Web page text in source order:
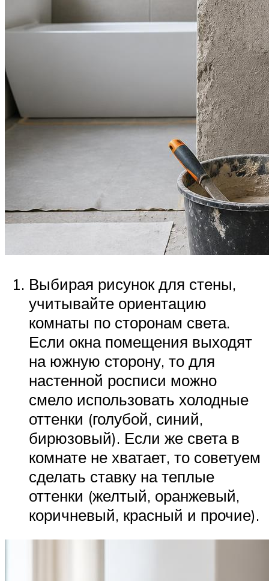
Выбирая рисунок для стены,
учитывайте ориентацию
комнаты по сторонам света.
Если окна помещения выходят
на южную сторону, то для
настенной росписи можно
смело использовать холодные
оттенки (голубой, синий,
бирюзовый). Если же света в
комнате не хватает, то советуем
сделать ставку на теплые
оттенки (желтый, оранжевый,
коричневый, красный и прочие).